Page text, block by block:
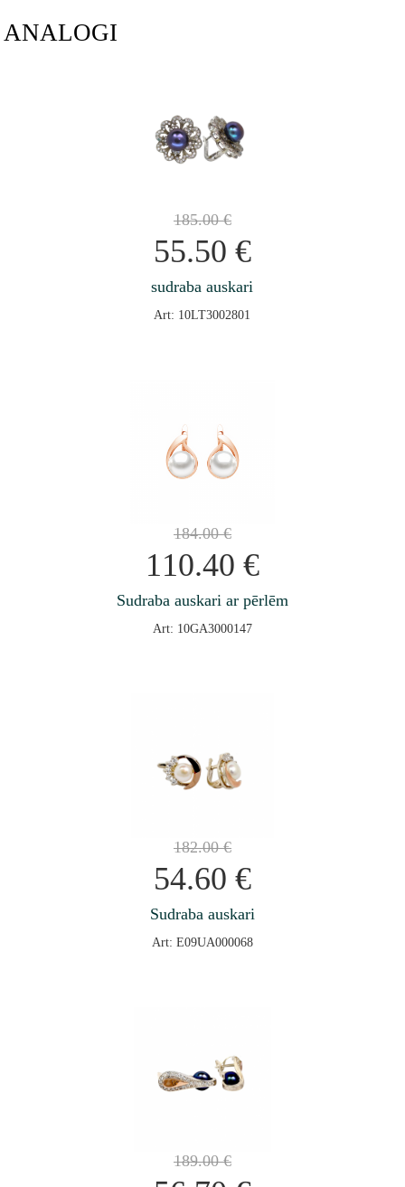
ANALOGI
185.00€
55.50 €
sudraba auskari
Art: 10LT3002801
184.00€
110.40 €
Sudraba auskari ar pērlēm
Art: 10GA3000147
182.00€
54.60 €
Sudraba auskari
Art: E09UA000068
189.00€